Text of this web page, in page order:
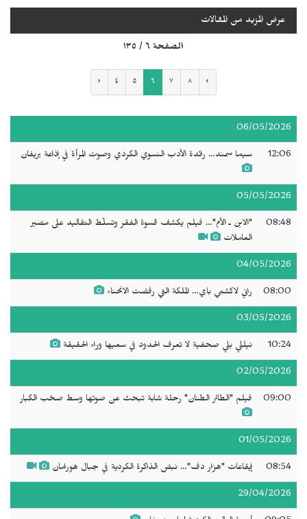
عرض المزيد من المقالات
الصفحة ٦ / ١٣٥
‹ ٤ ٥ ٦ ٧ ٨ ›
06/05/2026
12:06 سيما سمند… رائدة الأدب النسوي الكردي وصوت المرأة في إذاعة يريفان
05/05/2026
08:48
"الابن ـ الأم"… فيلم يكشف قسوة الفقر وتسلّط التقاليد على مصير
العاملات
04/05/2026
08:00 راني لاكشمي باي… الملكة التي رفضت الانحناء
03/05/2026
10:24 نيللي بلي صحفية لا تعرف الحدود في سعيها وراء الحقيقة
02/05/2026
09:00 فيلم "الطائر الطنان" رحلة شابة تبحث عن صوتها وسط صخب الكبار
01/05/2026
08:54 إيقاعات "هزار دف"… نبض الذاكرة الكردية في جبال هورامان
29/04/2026